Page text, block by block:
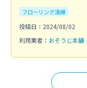
フローリング清掃
投稿日：2024/08/02
利用業者： おそうじ本舗